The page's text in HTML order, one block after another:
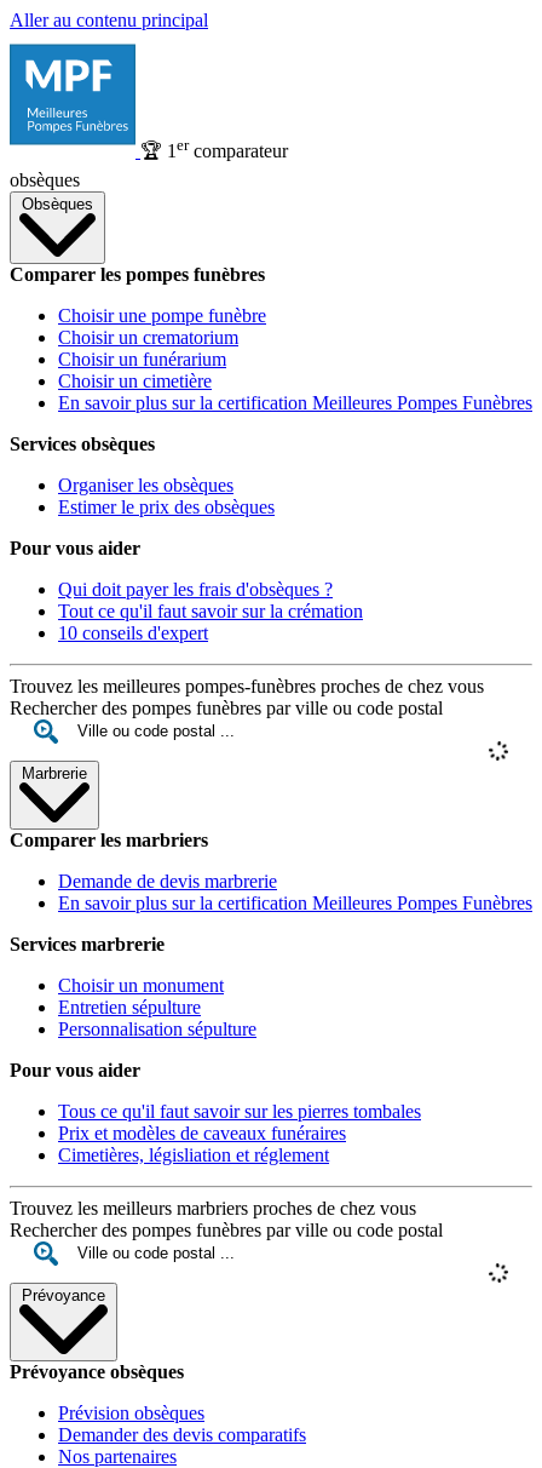
Aller au contenu principal
🏆 1 ercomparateur
obsèques
Obsèques
Comparer les pompes funèbres
Choisir une pompe funèbre
Choisir un crematorium
Choisir un funérarium
Choisir un cimetière
En savoir plus sur la certification Meilleures Pompes Funèbres
Services obsèques
Organiser les obsèques
Estimer le prix des obsèques
Pour vous aider
Qui doit payer les frais d'obsèques ?
Tout ce qu'il faut savoir sur la crémation
10 conseils d'expert
Trouvez les meilleures pompes-funèbres proches de chez vous
Rechercher des pompes funèbres par ville ou code postal
Marbrerie
Comparer les marbriers
Demande de devis marbrerie
En savoir plus sur la certification Meilleures Pompes Funèbres
Services marbrerie
Choisir un monument
Entretien sépulture
Personnalisation sépulture
Pour vous aider
Tous ce qu'il faut savoir sur les pierres tombales
Prix et modèles de caveaux funéraires
Cimetières, législiation et réglement
Trouvez les meilleurs marbriers proches de chez vous
Rechercher des pompes funèbres par ville ou code postal
Prévoyance
Prévoyance obsèques
Prévision obsèques
Demander des devis comparatifs
Nos partenaires